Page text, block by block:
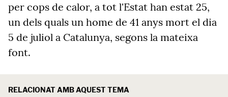
per cops de calor, a tot l'Estat han estat 25,
un dels quals un home de 41 anys mort el dia
5 de juliol a Catalunya, segons la mateixa
font.
RELACIONAT AMB AQUEST TEMA